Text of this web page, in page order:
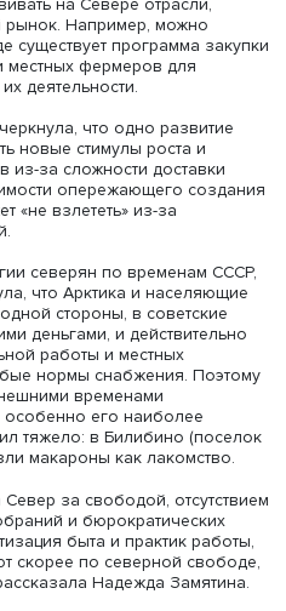
что российский Север
и увлеченными людьми,
от чрезмерного
в особую прочность
который при всей силе
не уставал бы от полярной
Замятина прогнозирует,
произойдет
но точные конфигурации
в этой новой
— и нашими руками», -